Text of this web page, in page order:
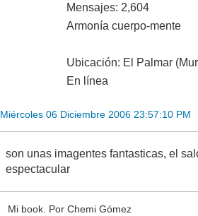
Mensajes: 2,604
Armonía cuerpo-mente
Ubicación: El Palmar
En línea
Miércoles 06 Diciembre 2006 23:57:10 PM
son unas imagentes fantasticas, el
espectacular
Mi book. Por Chemi Gómez